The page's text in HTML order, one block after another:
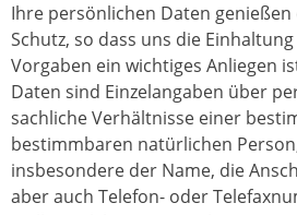
Ihre persönlichen Daten
Schutz, so dass uns die
Vorgaben ein wichtiges Anliegen
Daten sind Einzelangaben über
sachliche Verhältnisse einer
bestimmbaren natürlichen
insbesondere der Name, die
aber auch Telefon- oder